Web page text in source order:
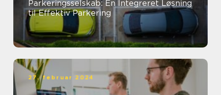
Parkeringsselskab: En Integreret Løsning
til Effektiv Parkering
27. februar 2024